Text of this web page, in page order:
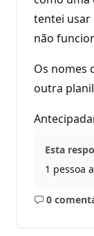
tentei usar
não
Os nomes
outra
Esta
1 pessoa
0
Sem